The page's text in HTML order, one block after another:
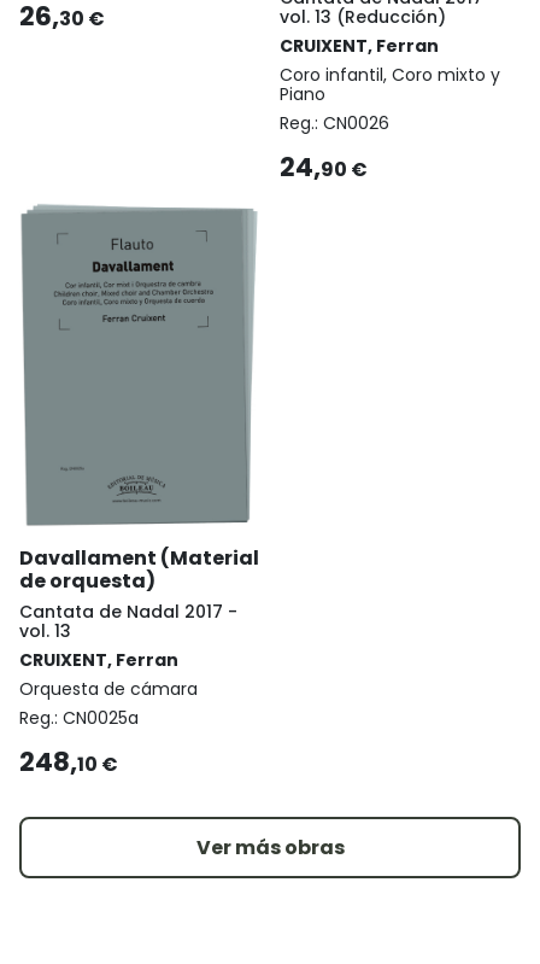
26,30 €
vol. 13 (Reducción)
CRUIXENT, Ferran
Coro infantil, Coro mixto y
Piano
Reg.: CN0026
24,90 €
Davallament (Material
de orquesta)
Cantata de Nadal 2017 -
vol. 13
CRUIXENT, Ferran
Orquesta de cámara
Reg.: CN0025a
248,10 €
Ver más obras